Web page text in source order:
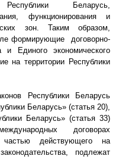
Республики Беларусь,
функционирования и
зон. Таким образом,
формирующие
договорно-
Единого экономического
на территории Республики
Республики Беларусь
Беларусь» (статья 20),
Беларусь» (статья 33)
договорах
частью действующего на
подлежат